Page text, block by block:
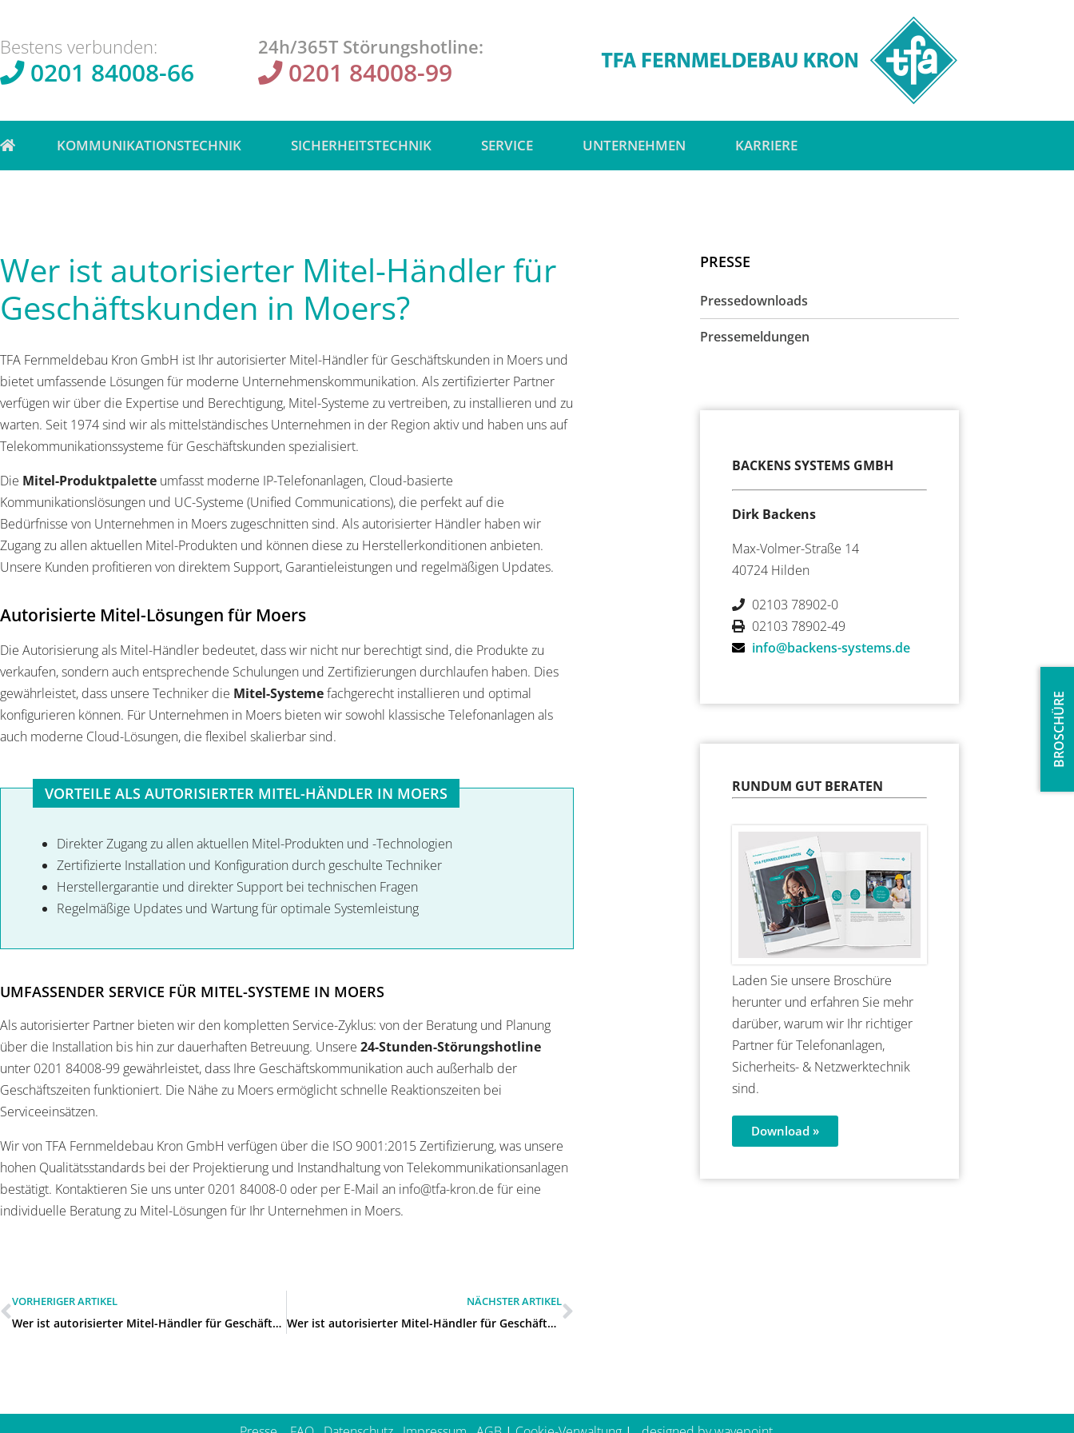
BROSCHÜRE
Bestens verbunden:
0201 84008-66
24h/365T Störungshotline:
0201 84008-99
KOMMUNIKATIONSTECHNIK SICHERHEITSTECHNIK SERVICE UNTERNEHMEN KARRIERE
Wer ist autorisierter Mitel-Händler für
Geschäftskunden in Moers?
TFA Fernmeldebau Kron GmbH ist Ihr autorisierter Mitel-Händler für Geschäftskunden in Moers und
bietet umfassende Lösungen für moderne Unternehmenskommunikation. Als zertifizierter Partner
verfügen wir über die Expertise und Berechtigung, Mitel-Systeme zu vertreiben, zu installieren und zu
warten. Seit 1974 sind wir als mittelständisches Unternehmen in der Region aktiv und haben uns auf
Telekommunikationssysteme für Geschäftskunden spezialisiert.
Die Mitel-Produktpalette umfasst moderne IP-Telefonanlagen, Cloud-basierte
Kommunikationslösungen und UC-Systeme (Unified Communications), die perfekt auf die
Bedürfnisse von Unternehmen in Moers zugeschnitten sind. Als autorisierter Händler haben wir
Zugang zu allen aktuellen Mitel-Produkten und können diese zu Herstellerkonditionen anbieten.
Unsere Kunden profitieren von direktem Support, Garantieleistungen und regelmäßigen Updates.
Autorisierte Mitel-Lösungen für Moers
Die Autorisierung als Mitel-Händler bedeutet, dass wir nicht nur berechtigt sind, die Produkte zu
verkaufen, sondern auch entsprechende Schulungen und Zertifizierungen durchlaufen haben. Dies
gewährleistet, dass unsere Techniker die Mitel-Systemefachgerecht installieren und optimal
konfigurieren können. Für Unternehmen in Moers bieten wir sowohl klassische Telefonanlagen als
auch moderne Cloud-Lösungen, die flexibel skalierbar sind.
VORTEILE ALS AUTORISIERTER MITEL-HÄNDLER IN MOERS
Direkter Zugang zu allen aktuellen Mitel-Produkten und -Technologien
Zertifizierte Installation und Konfiguration durch geschulte Techniker
Herstellergarantie und direkter Support bei technischen Fragen
Regelmäßige Updates und Wartung für optimale Systemleistung
UMFASSENDER SERVICE FÜR MITEL-SYSTEME IN MOERS
Als autorisierter Partner bieten wir den kompletten Service-Zyklus: von der Beratung und Planung
über die Installation bis hin zur dauerhaften Betreuung. Unsere 24-Stunden-Störungshotline
unter 0201 84008-99 gewährleistet, dass Ihre Geschäftskommunikation auch außerhalb der
Geschäftszeiten funktioniert. Die Nähe zu Moers ermöglicht schnelle Reaktionszeiten bei
Serviceeinsätzen.
Wir von TFA Fernmeldebau Kron GmbH verfügen über die ISO 9001:2015 Zertifizierung, was unsere
hohen Qualitätsstandards bei der Projektierung und Instandhaltung von Telekommunikationsanlagen
bestätigt. Kontaktieren Sie uns unter 0201 84008-0 oder per E-Mail an info@tfa-kron.de für eine
individuelle Beratung zu Mitel-Lösungen für Ihr Unternehmen in Moers.
VORHERIGER ARTIKEL
Wer ist autorisierter Mitel-Händler für Geschäftskunden in Rheinberg?
NÄCHSTER ARTIKEL
Wer ist autorisierter Mitel-Händler für Geschäftskunden in Duisburg?
PRESSE
Pressedownloads
Pressemeldungen
BACKENS SYSTEMS GMBH
Dirk Backens
Max-Volmer-Straße 14
40724 Hilden
02103 78902-0
02103 78902-49
info@backens-systems.de
RUNDUM GUT BERATEN
Laden Sie unsere Broschüre
herunter und erfahren Sie mehr
darüber, warum wir Ihr richtiger
Partner für Telefonanlagen,
Sicherheits- & Netzwerktechnik
sind.
Download »